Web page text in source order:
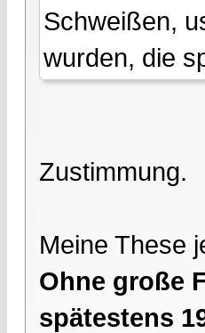
Schweißen,
wurden, die
Zustimmung.
Meine These
Ohne große
spätestens